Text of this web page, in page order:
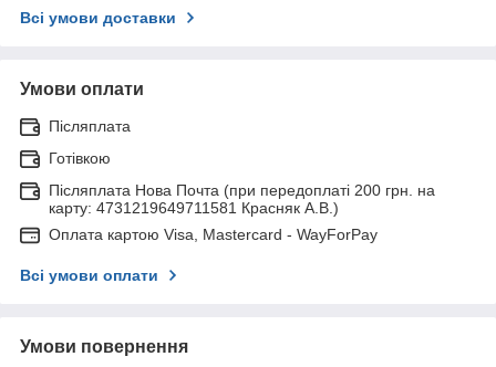
Всі умови доставки
Умови оплати
Післяплата
Готівкою
Післяплата Нова Почта (при передоплаті 200 грн. на
карту: 4731219649711581 Красняк А.В.)
Оплата картою Visa, Mastercard - WayForPay
Всі умови оплати
Умови повернення